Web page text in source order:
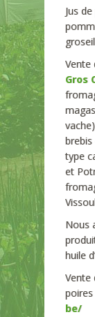
Jus
Vente
Gros
type
et
Nous
huile
Vente
poires
be/